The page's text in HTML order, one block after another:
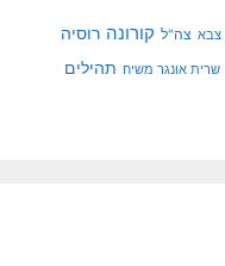
צבא צה"ל קורונה רוסיה
שרית אונגר משיח תהילים